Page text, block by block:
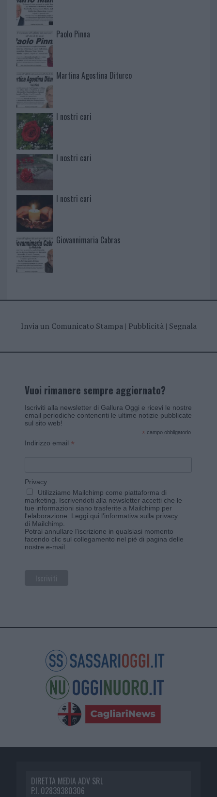
Paolo Pinna
Martina Agostina Diturco
I nostri cari
I nostri cari
I nostri cari
Giovannimaria Cabras
Invia un Comunicato Stampa| Pubblicità| Segnala
Vuoi rimanere sempre aggiornato?
Iscriviti alla newsletter di Gallura Oggi e ricevi le nostre
email periodiche contenenti le ultime notizie pubblicate
sul sito web!
* campo obbligatorio
Indirizzo email *
Privacy
Utilizziamo Mailchimp come piattaforma di
marketing. Iscrivendoti alla newsletter accetti che le
tue informazioni siano trasferite a Mailchimp per
l'elaborazione. Leggi qui l'informativa sulla privacy
di Mailchimp
Potrai annullare l'iscrizione in qualsiasi momento
facendo clic sul collegamento nel piè di pagina delle
nostre e-mail.
DIRETTA MEDIA ADV SRL
P.I. 02839380306